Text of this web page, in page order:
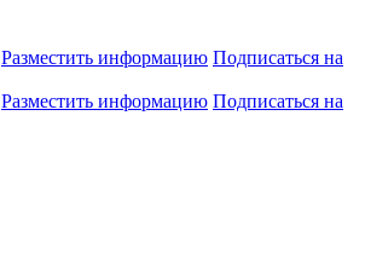
Разместить информацию Подписаться на
Разместить информацию Подписаться на